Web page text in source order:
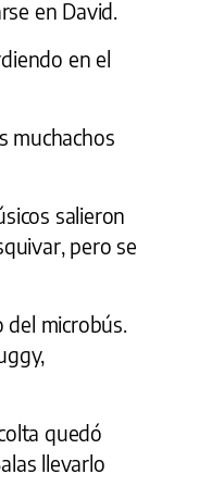
en David.
en el
muchachos
salieron
pero se
del microbús.
quedó
llevarlo